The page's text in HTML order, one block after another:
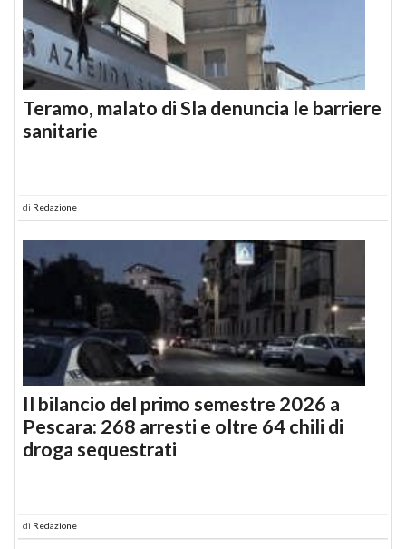
Teramo, malato di Sla denuncia le barriere
sanitarie
di Redazione
Il bilancio del primo semestre 2026 a
Pescara: 268 arresti e oltre 64 chili di
droga sequestrati
di Redazione